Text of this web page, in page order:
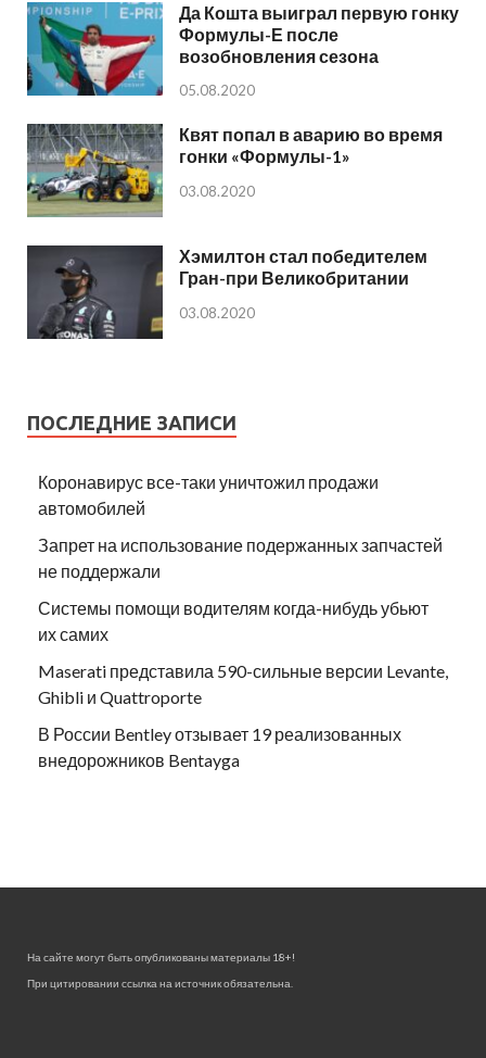
Да Кошта выиграл первую гонку
Формулы-Е после
возобновления сезона
05.08.2020
Квят попал в аварию во время
гонки «Формулы-1»
03.08.2020
Хэмилтон стал победителем
Гран-при Великобритании
03.08.2020
ПОСЛЕДНИЕ ЗАПИСИ
Коронавирус все-таки уничтожил продажи
автомобилей
Запрет на использование подержанных запчастей
не поддержали
Системы помощи водителям когда-нибудь убьют
их самих
Maserati представила 590-сильные версии Levante,
Ghibli и Quattroporte
В России Bentley отзывает 19 реализованных
внедорожников Bentayga
На сайте могут быть опубликованы материалы 18+!
При цитировании ссылка на источник обязательна.